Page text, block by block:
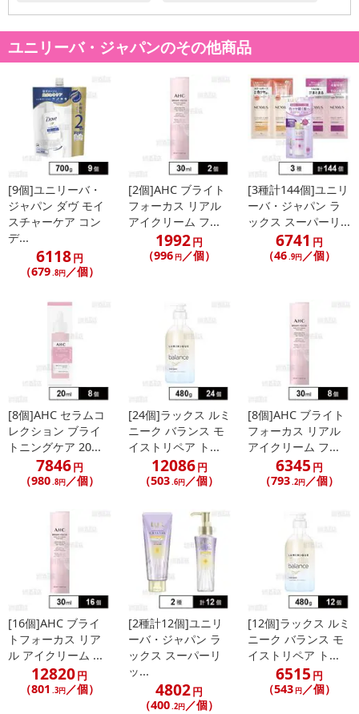
お申込みの際は 「商品情報」に記載されている「注意事項」を
必ずご確認ください。
【キャンセルについて】
※お申込み後のキャンセルはお受けできません。
記載されている内容を必ずご確認いただき、お届けする商品セット
にご納得いただきましたうえでお申し込みください。
※パッケージ変更や商品リニューアル(成分など含む)等により、参考
の掲載画像や画像内のバーコードなど、お届け商品と多少異なる場
合がございます。
また、[新たな加工食品の原料原産地表示制度]の経過措置期間の終
了により、商品詳細内に記載の原産国・原材料の表記が旧表記の場
合がございます。
あらかじめご了承いただいた上でお申込みください。なお、本理由
によるお申込み後のキャンセル・返品交換は対応いたしかねます。
※送料はお試し費用に含まれております。
※お支払い方法は、電話料金合算払い、クレジットカード、dポイン
トの利用となります。
【発送・お届け・商品について】
※お申込み頂きました商品の同梱、お届けの日時指定はいたしかね
ます。
※会員様のご都合でお受取りいただけない場合、商品の再発送や返
また、お届け日時のご指定は、お受けできません。宅配業者からの
不在票にてご対応ください。
※発送予定日は前後する場合がございます。また商品によって発送
日が異なります。
※dショッピングサンプル百貨店よりお届けする商品は、ご利用いた
だいた後のご感想をいただくことを目的としており、転売等は固く
禁じます。
転売等、目的以外での利用が確認された場合は、サービス利用を停
止させていただきます。
ユニリーバ・ジャパンのその他商品
[9個]ユニリーバ・
ジャパン ダヴ モイ
スチャーケア コン
デ...
6118円
（679.8円／個）
[2個]AHC ブライト
フォーカス リアル
アイクリーム フ...
1992円
（996 円／個）
[3種計144個]ユニリ
ーバ・ジャパン ラ
ックス スーパーリ...
6741 円
（46.9円／個）
[8個]AHC セラムコ
レクション ブライ
トニングケア 20...
7846円
（980.8円／個）
[24個]ラックス ルミ
ニーク バランス モ
イストリペア ト...
12086円
（503.6円 ／個）
[8個]AHC ブライト
フォーカス リアル
アイクリーム フ...
6345 円
（793.2円 ／個）
[16個]AHC ブライ
トフォーカス リア
ル アイクリーム ...
12820円
（801 .3円／個）
[2種計12個]ユニリ
ーバ・ジャパン ラ
ックス スーパーリ
ッ...
4802円
（400.2円／個）
[12個]ラックス ルミ
ニーク バランス モ
イストリペア ト...
6515 円
（543 円／個）